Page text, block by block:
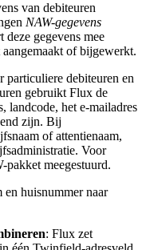
van debiteuren
NAW-gegevens
deze gegevens mee
of bijgewerkt.
particuliere debiteuren en
gebruikt Flux de
landcode, het e-mailadres
zijn. Bij
of attentienaam,
Voor
pakket meegestuurd.
en huisnummer naar
: Flux zet